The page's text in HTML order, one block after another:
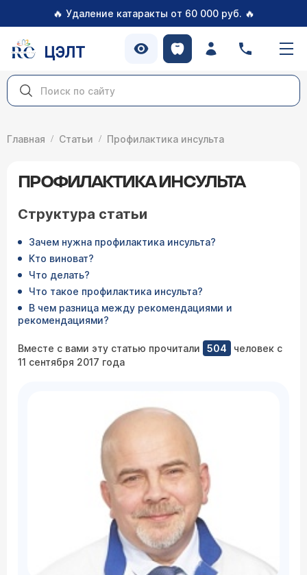
🔥 Удаление катаракты от 60 000 руб. 🔥
ЦЭЛТ
Главная Статьи Профилактика инсульта
ПРОФИЛАКТИКА ИНСУЛЬТА
Структура статьи
Зачем нужна профилактика инсульта?
Кто виноват?
Что делать?
Что такое профилактика инсульта?
В чем разница между рекомендациями и
рекомендациями?
Вместе с вами эту статью прочитали 504
человек с
11 сентября 2017 года